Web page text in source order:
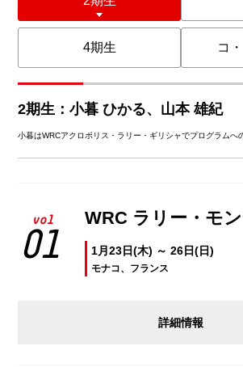
4期生 コ
2期生：小暮 ひかる、山本 雄紀
小暮はWRCアクロポリス・ラリー・ギリシャでプログラムへ
vol
01
WRC ラリー・モ
1月23日(木) ～ 26日(日)
モナコ、フランス
詳細情報